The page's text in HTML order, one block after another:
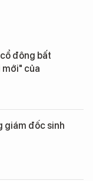
đông bất
của
giám đốc sinh